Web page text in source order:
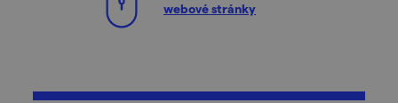
webové stránky